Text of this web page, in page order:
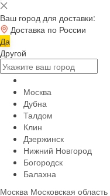
Ваш город для доставки:
Доставка по России
Да
Другой
Москва
Дубна
Талдом
Клин
Дзержинск
Нижний Новгород
Богородск
Балахна
Москва Московская область